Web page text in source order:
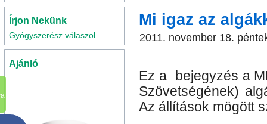
Írjon Nekünk
Gyógyszerész válaszol
Ajánló
Mi igaz az
2011. november 18.
Ez a bejegyzés a
Szövetségének)
Az állítások mögött